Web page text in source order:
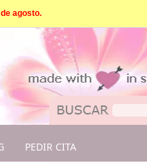
agosto.
PEDIR CITA